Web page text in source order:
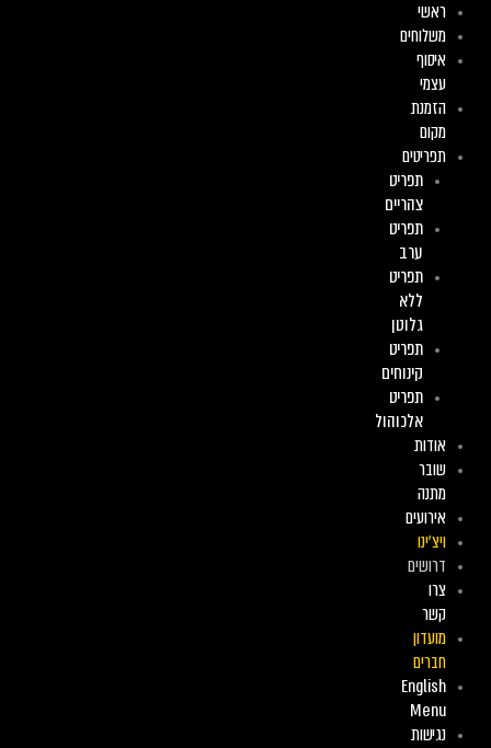
דילוג
לתוכן
ראשי
משלוחים
איסוף
עצמי
הזמנת
מקום
תפריטים
תפריט
צהריים
תפריט
ערב
תפריט
ללא
גלוטן
תפריט
קינוחים
תפריט
אלכוהול
אודות
שובר
מתנה
אירועים
ויצ’ינו
דרושים
צרו
קשר
מועדון
חברים
English
Menu
נגישות